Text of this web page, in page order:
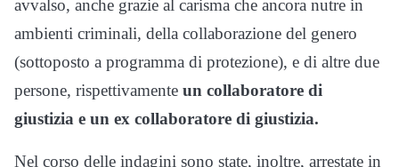
avvalso, anche grazie al carisma che ancora nutre in
ambienti criminali, della collaborazione del genero
(sottoposto a programma di protezione), e di altre due
persone, rispettivamente un collaboratore di
giustizia e un ex collaboratore di giustizia.
Nel corso delle indagini sono state, inoltre, arrestate in